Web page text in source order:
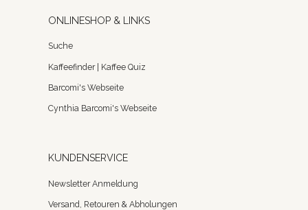
ONLINESHOP & LINKS
Suche
Kaffeefinder | Kaffee Quiz
Barcomi's Webseite
Cynthia Barcomi's Webseite
KUNDENSERVICE
Newsletter Anmeldung
Versand, Retouren & Abholungen